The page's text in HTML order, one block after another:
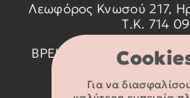
Για να
Λεωφόρος Κνωσού 217,
Τ.Κ. 714 09
ΒΡΕΙΤΕ ΜΑΣ ΣΤΟ ΧΑΡΤΗ
Στοιχεία